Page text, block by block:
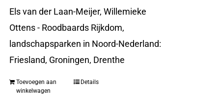
Els van der Laan-Meijer, Willemieke
Ottens - Roodbaards Rijkdom,
landschapsparken in Noord-Nederland:
Friesland, Groningen, Drenthe
Toevoegen aan
winkelwagen
Details